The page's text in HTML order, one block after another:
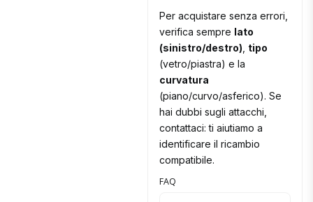
Per acquistare senza errori,
verifica sempre lato
(sinistro/destro) tipo
(vetro/piastra) e la
curvatura
(piano/curvo/asferico). Se
hai dubbi sugli attacchi,
contattaci: ti aiutiamo a
identificare il ricambio
compatibile.
FAQ